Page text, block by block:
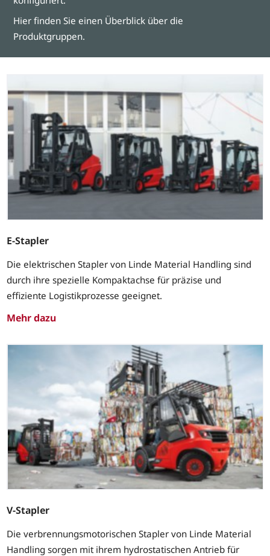
Hier finden Sie einen Überblick über die
Produktgruppen.
E-Stapler
Die elektrischen Stapler von Linde Material Handling sind
durch ihre spezielle Kompaktachse für präzise und
effiziente Logistikprozesse geeignet.
Mehr dazu
V-Stapler
Die verbrennungsmotorischen Stapler von Linde Material
Handling sorgen mit ihrem hydrostatischen Antrieb für